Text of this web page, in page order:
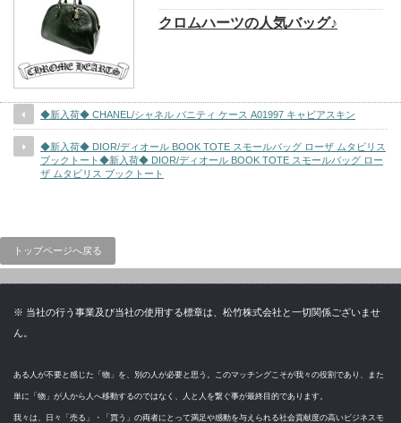
クロムハーツの人気バッグ♪
◆新入荷◆ CHANEL/シャネル バニティ ケース A01997 キャビアスキン
◆新入荷◆ DIOR/ディオール BOOK TOTE スモールバッグ ローザ ムタビリス
ブックトート◆新入荷◆ DIOR/ディオール BOOK TOTE スモールバッグ ロー
ザ ムタビリス ブックトート
トップページへ戻る
※ 当社の行う事業及び当社の使用する標章は、松竹株式会社と一切関係ございませ
ん。
ある人が不要と感じた「物」を、別の人が必要と思う。このマッチングこそが我々の役割であり、また
単に「物」が人から人へ移動するのではなく、人と人を繋ぐ事が最終目的であります。
我々は、日々「売る」・「買う」の両者にとって満足や感動を与えられる社会貢献度の高いビジネスモ